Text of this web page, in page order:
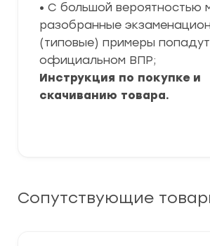
• С большой вероятностью
разобранные
(типовые) примеры
официальном ВПР;
Инструкция по покупке и
скачиванию товара.
Сопутствующие